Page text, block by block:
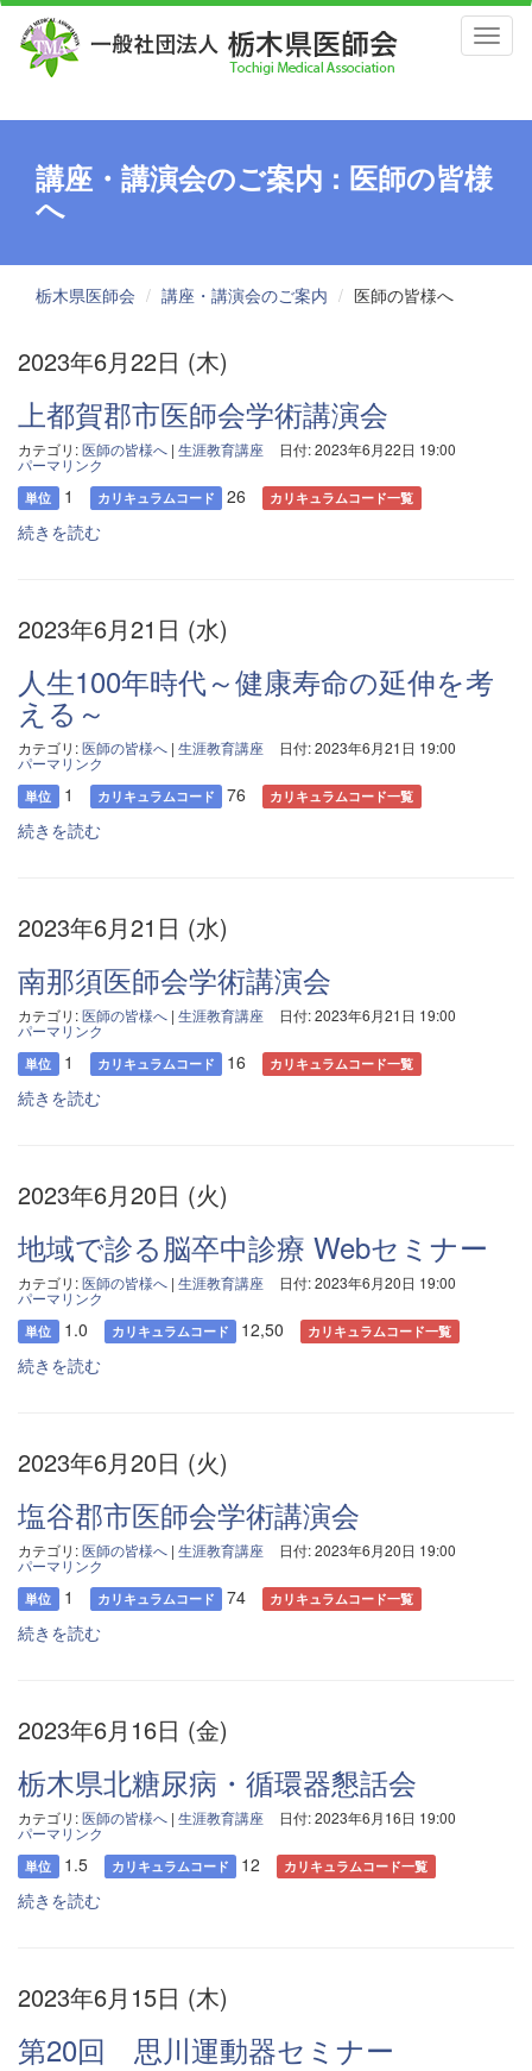
講座・講演会のご案内 : 医師の皆様
へ
栃木県医師会 講座・講演会のご案内 医師の皆様へ
2023年6月22日 (木)
上都賀郡市医師会学術講演会
カテゴリ:医師の皆様へ | 生涯教育講座 日付: 2023年6月22日 19:00
パーマリンク
単位 1 カリキュラムコード 26 カリキュラムコード一覧
続きを読む
2023年6月21日 (水)
人生100年時代～健康寿命の延伸を考
える～
カテゴリ:医師の皆様へ | 生涯教育講座 日付: 2023年6月21日 19:00
パーマリンク
単位 1 カリキュラムコード 76 カリキュラムコード一覧
続きを読む
2023年6月21日 (水)
南那須医師会学術講演会
カテゴリ:医師の皆様へ | 生涯教育講座 日付: 2023年6月21日 19:00
パーマリンク
単位 1 カリキュラムコード 16 カリキュラムコード一覧
続きを読む
2023年6月20日 (火)
地域で診る脳卒中診療 Webセミナー
カテゴリ:医師の皆様へ | 生涯教育講座 日付: 2023年6月20日 19:00
パーマリンク
単位 1.0 カリキュラムコード 12,50 カリキュラムコード一覧
続きを読む
2023年6月20日 (火)
塩谷郡市医師会学術講演会
カテゴリ:医師の皆様へ | 生涯教育講座 日付: 2023年6月20日 19:00
パーマリンク
単位 1 カリキュラムコード 74 カリキュラムコード一覧
続きを読む
2023年6月16日 (金)
栃木県北糖尿病・循環器懇話会
カテゴリ:医師の皆様へ | 生涯教育講座 日付: 2023年6月16日 19:00
パーマリンク
単位 1.5 カリキュラムコード 12 カリキュラムコード一覧
続きを読む
2023年6月15日 (木)
第20回 思川運動器セミナー